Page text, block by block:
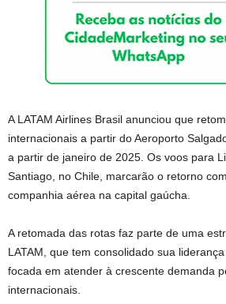
A LATAM Airlines Brasil anunciou que
internacionais a partir do Aeroporto
a partir de janeiro de 2025. Os voos para
Santiago, no Chile, marcarão o retorno
companhia aérea na capital gaúcha.
A retomada das rotas faz parte de uma
LATAM, que tem consolidado sua
focada em atender à crescente demanda
internacionais.